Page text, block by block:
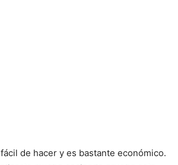
de hacer y es bastante económico.